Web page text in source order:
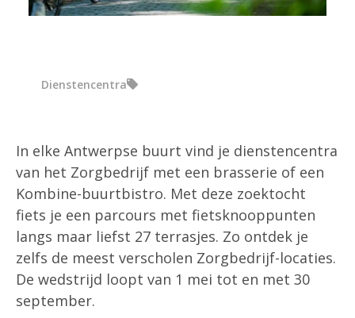
Dienstencentra
In elke Antwerpse buurt vind je dienstencentra
van het Zorgbedrijf met een brasserie of een
Kombine-buurtbistro. Met deze zoektocht
fiets je een parcours met fietsknooppunten
langs maar liefst 27 terrasjes. Zo ontdek je
zelfs de meest verscholen Zorgbedrijf-locaties.
De wedstrijd loopt van 1 mei tot en met 30
september.